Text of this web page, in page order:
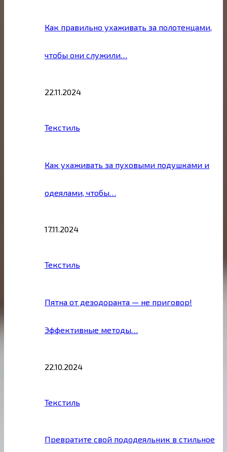
Как правильно ухаживать за полотенцами,
чтобы они служили…
22.11.2024
Текстиль
Как ухаживать за пуховыми подушками и
одеялами, чтобы…
17.11.2024
Текстиль
Пятна от дезодоранта — не приговор!
Эффективные методы…
22.10.2024
Текстиль
Превратите свой пододеяльник в стильное